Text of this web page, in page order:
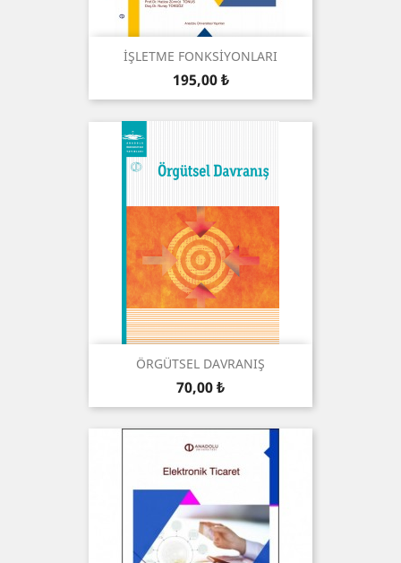
İŞLETME FONKSİYONLARI
Preis
195,00 ₺
ÖRGÜTSEL DAVRANIŞ
Preis
70,00 ₺